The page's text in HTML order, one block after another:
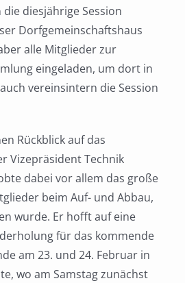
diesjährige Session
Dorfgemeinschaftshaus
alle Mitglieder zur
eingeladen, um dort in
vereinsintern die Session
Rückblick auf das
Vizepräsident Technik
dabei vor allem das große
beim Auf- und Abbau,
wurde. Er hofft auf eine
für das kommende
am 23. und 24. Februar in
wo am Samstag zunächst